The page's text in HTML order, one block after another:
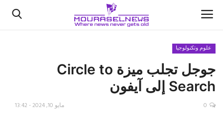
الأخبار
كتّابنا
علوم وتكنولوجيا
جوجل تجلب ميزة Circle to
Search إلى آيفون
مايو 10, 2024 - 13:42 0